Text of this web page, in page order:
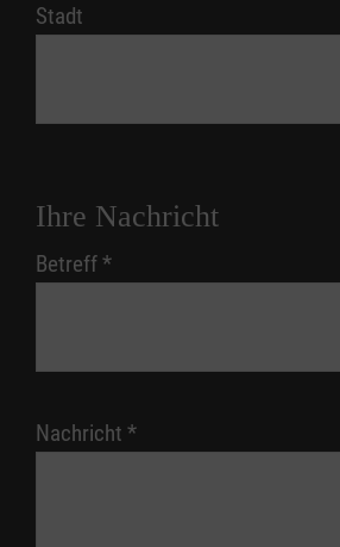
Stadt
Ihre Nachricht
Betreff*
Nachricht *